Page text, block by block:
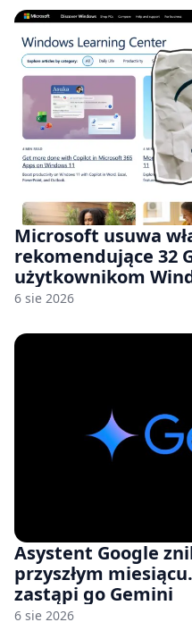
Microsoft usuwa
rekomendujące 32
użytkownikom
nam przy tym
6 sie 2026
Asystent Google
przyszłym
zastąpi go Gemini
6 sie 2026